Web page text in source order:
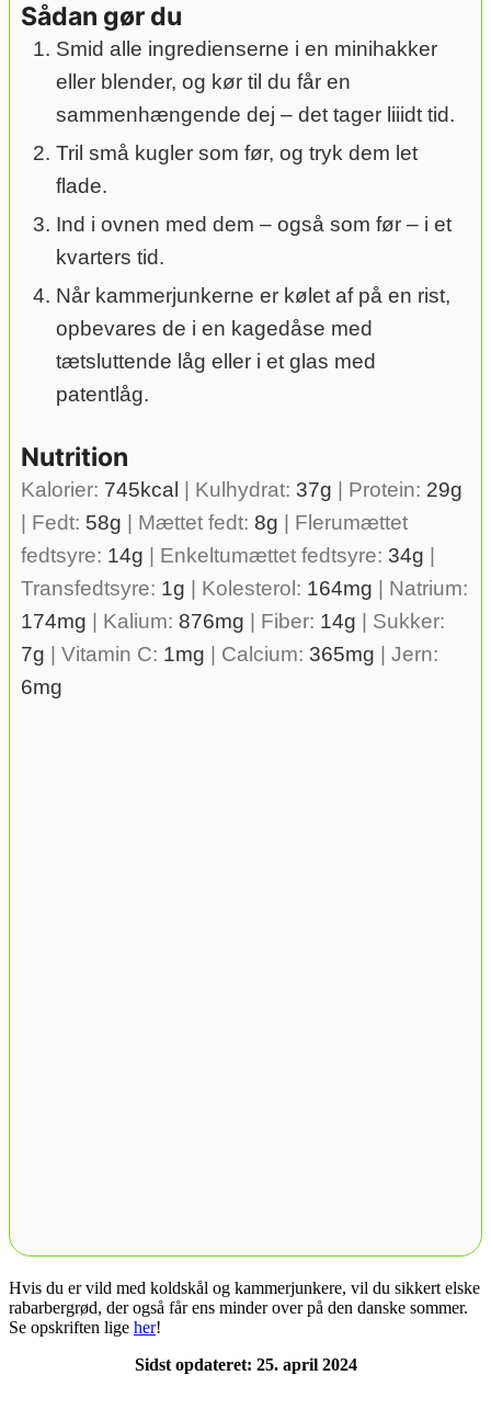
Sådan gør du
Smid alle ingredienserne i en minihakker
eller blender, og kør til du får en
sammenhængende dej – det tager liiidt tid.
Tril små kugler som før, og tryk dem let
flade.
Ind i ovnen med dem – også som før – i et
kvarters tid.
Når kammerjunkerne er kølet af på en rist,
opbevares de i en kagedåse med
tætsluttende låg eller i et glas med
patentlåg.
Nutrition
Kalorier: 745kcal Kulhydrat: 37g Protein: 29g
Fedt: 58g Mættet fedt: 8g
Flerumættet
fedtsyre: 14g Enkeltumættet fedtsyre: 34g
Transfedtsyre: 1g Kolesterol: 164mg
Natrium:
174mg Kalium: 876mg Fiber: 14g
Sukker:
7g Vitamin C: 1mg Calcium: 365mg
Jern:
6mg
Hvis du er vild med koldskål og kammerjunkere, vil du sikkert elske
rabarbergrød, der også får ens minder over på den danske sommer.
Se opskriften lige her!
Sidst opdateret: 25. april 2024